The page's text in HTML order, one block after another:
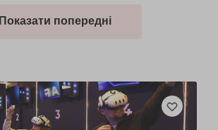
Показати попередні